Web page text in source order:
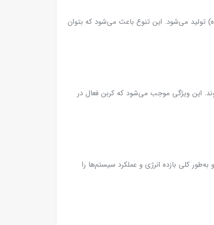
تولید می‌شود. این تنوع باعث می‌شود که بتوان
این ویژگی موجب می‌شود که کربن فعال در
کلی بازده انرژی و عملکرد سیستم‌ها را